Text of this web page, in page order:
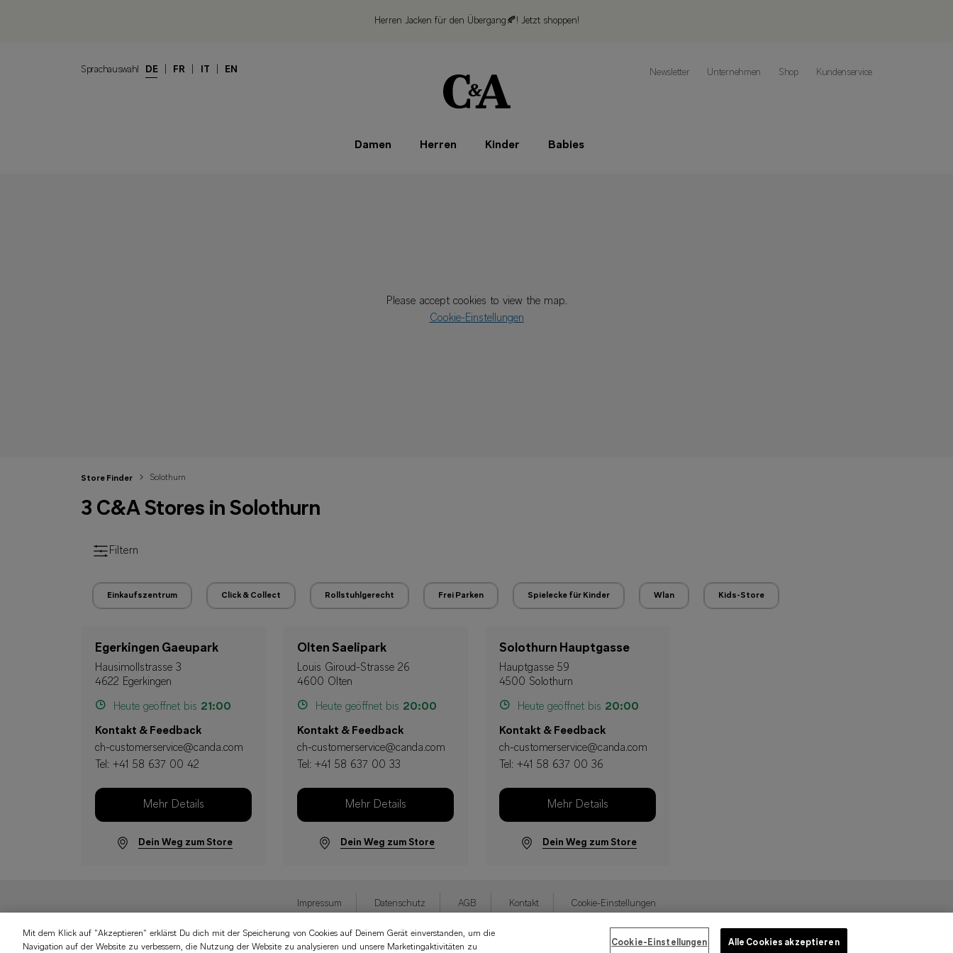
Herren Jacken für den Übergang🍂! Jetzt shoppen!
Sprachauswahl DE FR IT EN Newsletter Unternehmen Shop Kundenservice
Damen Herren Kinder Babies
Please accept cookies to view the map.
Cookie-Einstellungen
Store Finder Solothurn
3 C&A Stores in Solothurn
Filtern
Einkaufszentrum Click & Collect Rollstuhlgerecht Frei Parken Spielecke für Kinder Wlan Kids-Store
Egerkingen Gaeupark
Hausimollstrasse 3
4622 Egerkingen
Heute geöffnet bis 21:00
Kontakt & Feedback
ch-customerservice@canda.com
Tel: +41 58 637 00 42
Mehr Details
Dein Weg zum Store
Olten Saelipark
Louis Giroud-Strasse 26
4600 Olten
Heute geöffnet bis 20:00
Kontakt & Feedback
ch-customerservice@canda.com
Tel: +41 58 637 00 33
Mehr Details
Dein Weg zum Store
Solothurn Hauptgasse
Hauptgasse 59
4500 Solothurn
Heute geöffnet bis 20:00
Kontakt & Feedback
ch-customerservice@canda.com
Tel: +41 58 637 00 36
Mehr Details
Dein Weg zum Store
Impressum Datenschutz AGB Kontakt Cookie-Einstellungen
Mit dem Klick auf "Akzeptieren" erklärst Du dich mit der Speicherung von Cookies auf Deinem Gerät einverstanden, um die
Navigation auf der Website zu verbessern, die Nutzung der Website zu analysieren und unsere Marketingaktivitäten zu
Cookie-Einstellungen Alle Cookies akzeptieren